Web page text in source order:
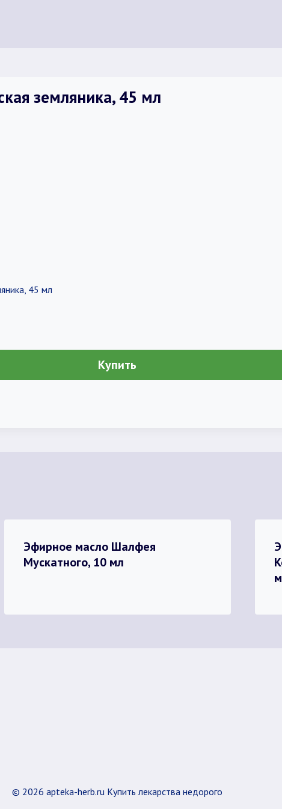
земляника, 45 мл
45 мл
Купить
Эфирное масло Шалфея
Мускатного, 10 мл
© 2026 apteka-herb.ru Купить лекарства недорого